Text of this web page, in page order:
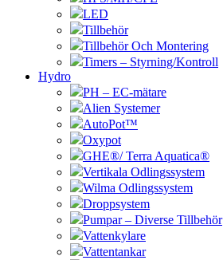
LED
Tillbehör
Tillbehör Och Montering
Timers – Styrning/Kontroll
Hydro
PH – EC-mätare
Alien Systemer
AutoPot™
Oxypot
GHE®/ Terra Aquatica®
Vertikala Odlingssystem
Wilma Odlingssystem
Droppsystem
Pumpar – Diverse Tillbehör
Vattenkylare
Vattentankar